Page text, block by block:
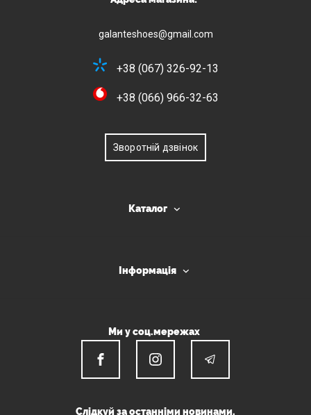
galanteshoes@gmail.com
+38 (067) 326-92-13
+38 (066) 966-32-63
Зворотній дзвінок
Каталог
Інформація
Ми у соц.мережах
Слідкуй за останніми новинами.